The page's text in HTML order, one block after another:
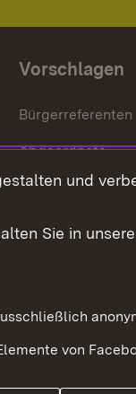
Vorschlagen
Bürgerreferenten
Abgeordnete
und
Sie in
von